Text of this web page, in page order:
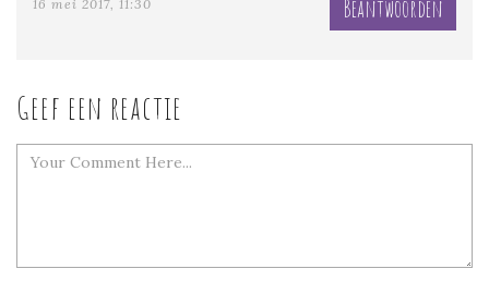
16 mei 2017, 11:30 Beantwoorden
Geef een reactie